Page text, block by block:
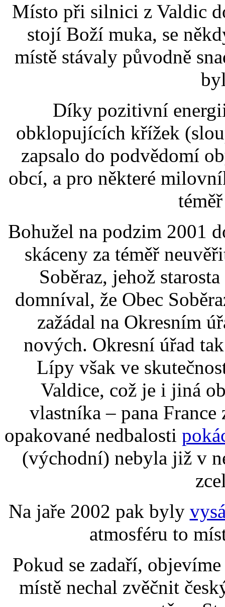
Místo při silnici z Valdic
stojí Boží muka, se
místě stávaly původně
Díky pozitivní
obklopujících křížek
zapsalo do podvědomí
obcí, a pro některé
Bohužel na podzim 2001
skáceny za téměř
Soběraz, jehož
domníval, že Obec
zažádal na Okresním
nových. Okresní úřad
Lípy však ve
Valdice, což je i jiná
vlastníka – pana
opakované nedbalosti
(východní) nebyla již v
Na jaře 2002 pak byly
atmosféru to
Pokud se zadaří,
místě nechal zvěčnit